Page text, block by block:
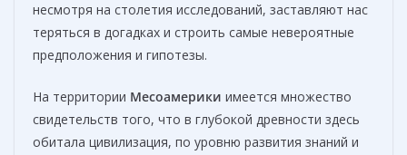
несмотря на столетия исследований, заставляют нас
теряться в догадках и строить самые невероятные
предположения и гипотезы.
На территории Месоамерики имеется множество
свидетельств того, что в глубокой древности здесь
обитала цивилизация, по уровню развития знаний и